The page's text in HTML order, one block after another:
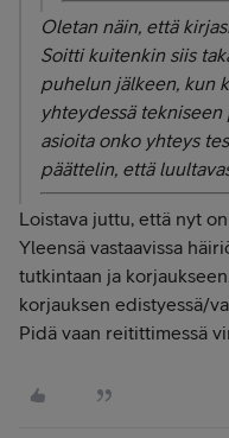
Oletan näin, että
Soitti kuitenkin siis
puhelun jälkeen, kun
yhteydessä tekniseen
asioita onko yhteys
päättelin, että
Loistava juttu, että nyt
Yleensä vastaavissa
tutkintaan ja
korjauksen edistyessä/
Pidä vaan reitittimessä